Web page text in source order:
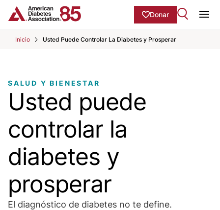
Skip to Main content
Donar
Inicio Usted Puede Controlar La Diabetes y Prosperar
main
content
SALUD Y BIENESTAR
Usted puede
controlar la
diabetes y
prosperar
El diagnóstico de diabetes no te define.